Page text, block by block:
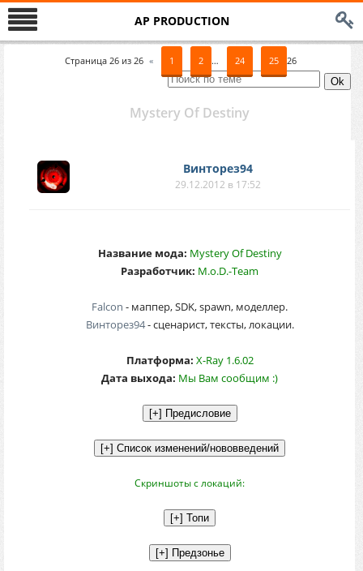
AP PRODUCTION
Страница 26из 26 « 1 2 … 24 25 26
Mystery Of Destiny
Винторез94
29.12.2012 в 17:52
Название мода: Mystery Of Destiny
Разработчик: M.o.D.-Team
Falcon - маппер, SDK, spawn, моделлер.
Винторез94- сценарист, тексты, локации.
Платформа: X-Ray 1.6.02
Дата выхода: Мы Вам сообщим :)
Скриншоты с локаций: